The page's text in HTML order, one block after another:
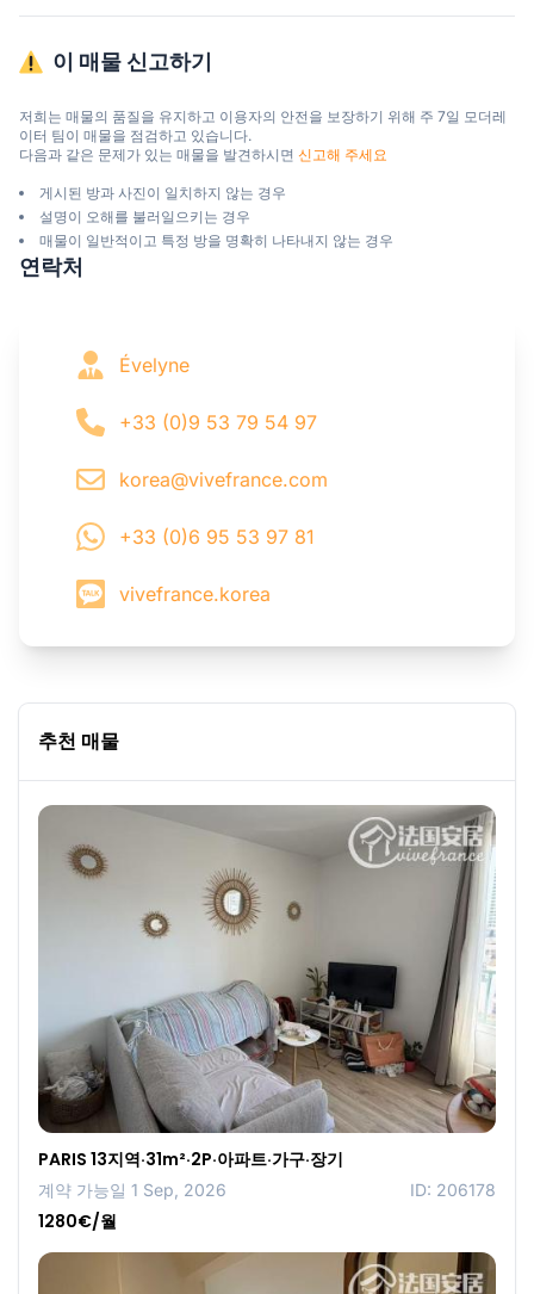
이 매물 신고하기
저희는 매물의 품질을 유지하고 이용자의 안전을 보장하기 위해 주 7일 모더레
이터 팀이 매물을 점검하고 있습니다.
다음과 같은 문제가 있는 매물을 발견하시면 신고해 주세요
게시된 방과 사진이 일치하지 않는 경우
설명이 오해를 불러일으키는 경우
매물이 일반적이고 특정 방을 명확히 나타내지 않는 경우
연락처
Évelyne
+33 (0)9 53 79 54 97
korea@vivefrance.com
+33 (0)6 95 53 97 81
vivefrance.korea
추천 매물
PARIS 13지역·31m²·2P·아파트·가구·장기
계약 가능일 1 Sep, 2026 ID: 206178
1280€/월